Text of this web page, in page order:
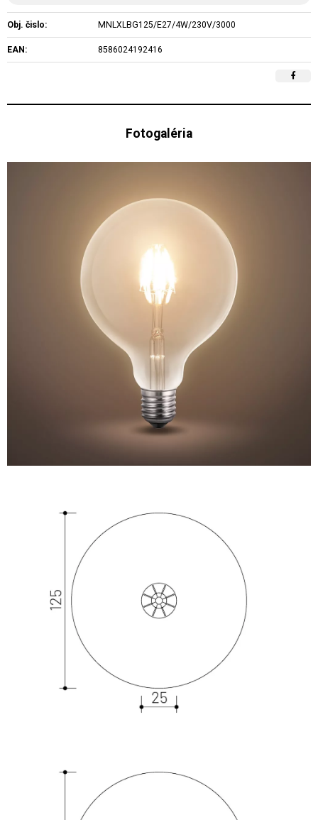
Obj. čislo: MNLXLBG125/E27/4W/230V/3000
EAN: 8586024192416
Fotogaléria